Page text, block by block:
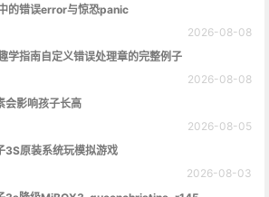
的错误error与惊恐panic
2026-08-08
学指南自定义错误处理章的完整例子
2026-08-08
会影响孩子长高
2026-08-05
3S原装系统玩模拟游戏
2026-08-03